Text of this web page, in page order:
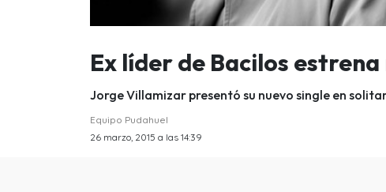
Ex líder de Bacilos
Jorge Villamizar presentó su nuevo single en
Equipo Pudahuel
26 marzo, 2015 a las 14:39